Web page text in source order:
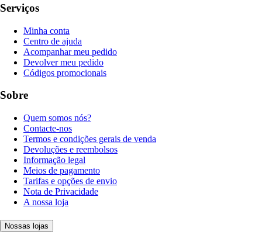
Serviços
Minha conta
Centro de ajuda
Acompanhar meu pedido
Devolver meu pedido
Códigos promocionais
Sobre
Quem somos nós?
Contacte-nos
Termos e condições gerais de venda
Devoluções e reembolsos
Informação legal
Meios de pagamento
Tarifas e opções de envio
Nota de Privacidade
A nossa loja
Nossas lojas